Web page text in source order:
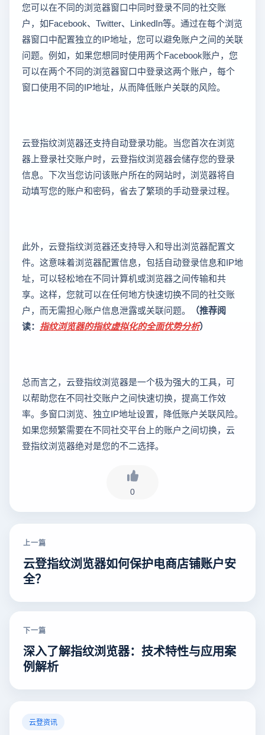
您可以在不同的浏览器窗口中同时登录不同的社交账
户，如Facebook、Twitter、LinkedIn等。通过在每个浏览
器窗口中配置独立的IP地址，您可以避免账户之间的关联
问题。例如，如果您想同时使用两个Facebook账户，您
可以在两个不同的浏览器窗口中登录这两个账户，每个
窗口使用不同的IP地址，从而降低账户关联的风险。
云登指纹浏览器还支持自动登录功能。当您首次在浏览
器上登录社交账户时，云登指纹浏览器会储存您的登录
信息。下次当您访问该账户所在的网站时，浏览器将自
动填写您的账户和密码，省去了繁琐的手动登录过程。
此外，云登指纹浏览器还支持导入和导出浏览器配置文
件。这意味着浏览器配置信息，包括自动登录信息和IP地
址，可以轻松地在不同计算机或浏览器之间传输和共
享。这样，您就可以在任何地方快速切换不同的社交账
户，而无需担心账户信息泄露或关联问题。
（推荐阅
读： 指纹浏览器的指纹虚拟化的全面优势分析）
总而言之，云登指纹浏览器是一个极为强大的工具，可
以帮助您在不同社交账户之间快速切换，提高工作效
率。多窗口浏览、独立IP地址设置，降低账户关联风险。
如果您频繁需要在不同社交平台上的账户之间切换，云
登指纹浏览器绝对是您的不二选择。
0
上一篇
云登指纹浏览器如何保护电商店铺账户安
全？
下一篇
深入了解指纹浏览器：技术特性与应用案
例解析
云登资讯